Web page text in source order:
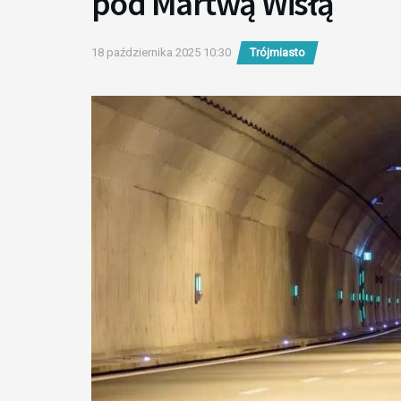
18 października 2025 10:30 Trójmiasto